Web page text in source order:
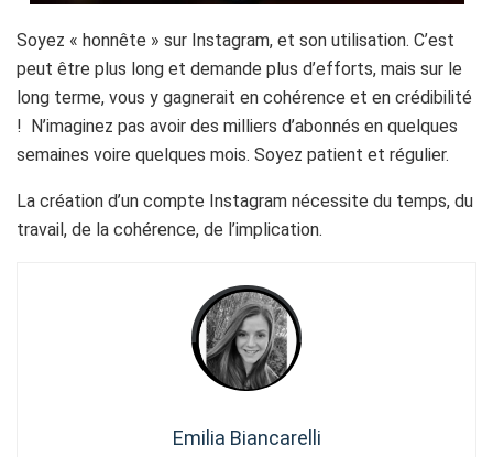
Soyez « honnête » sur Instagram, et son utilisation. C’est
peut être plus long et demande plus d’efforts, mais sur le
long terme, vous y gagnerait en cohérence et en crédibilité
! N’imaginez pas avoir des milliers d’abonnés en quelques
semaines voire quelques mois. Soyez patient et régulier.
La création d’un compte Instagram nécessite du temps, du
travail, de la cohérence, de l’implication.
Emilia Biancarelli